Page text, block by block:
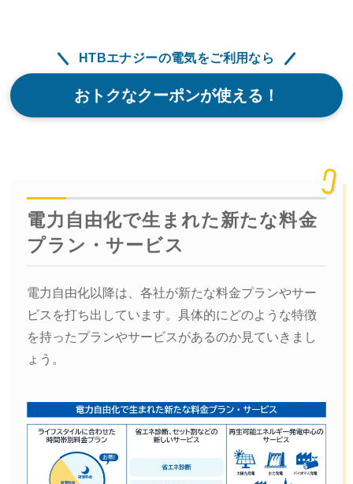
HTBエナジーの電気をご利用なら
おトクなクーポンが使える！
電力自由化で生まれた新たな料金
プラン・サービス
電力自由化以降は、各社が新たな料金プランやサー
ビスを打ち出しています。具体的にどのような特徴
を持ったプランやサービスがあるのか見ていきまし
ょう。